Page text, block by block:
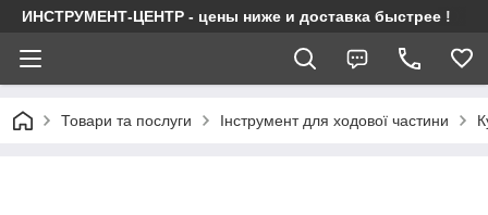
ИНСТРУМЕНТ-ЦЕНТР - цены ниже и доставка быстрее !
Товари та послуги Інструмент для ходової частини